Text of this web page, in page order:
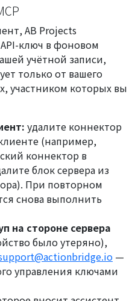
AB Projects
ключ в фоновом
учётной записи,
только от вашего
участником которых вы
удалите коннектор
(например,
коннектор в
блок сервера из
При повторном
снова выполнить
на стороне сервера
было утеряно),
—
управления ключами